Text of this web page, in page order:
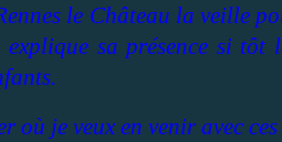
le Château la veille
explique sa présence si tôt
où je veux en venir avec